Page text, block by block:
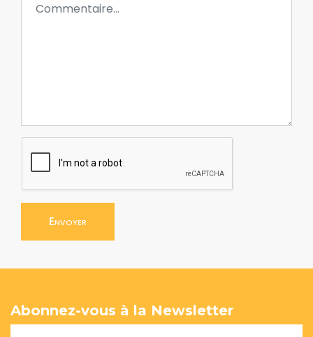
Envoyer
Abonnez-vous à la Newsletter